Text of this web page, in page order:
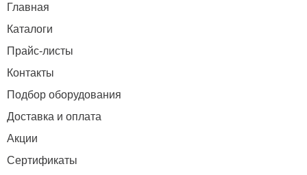
Главная
Каталоги
Прайс-листы
Контакты
Подбор оборудования
Доставка и оплата
Акции
Сертификаты